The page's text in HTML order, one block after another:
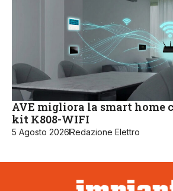
AVE migliora la smart home
kit K808-WIFI
5 Agosto 2026Redazione Elettro